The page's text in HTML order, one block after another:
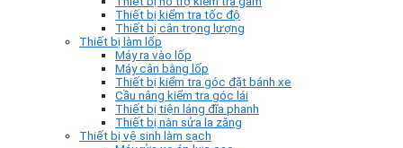
Thiết bị kiểm tra tốc độ
Thiết bị cân trọng lượng
Thiết bị làm lốp
Máy ra vào lốp
Máy cân bằng lốp
Thiết bị kiểm tra góc đặt bánh xe
Cầu nâng kiểm tra góc lái
Thiết bị tiện láng đĩa phanh
Thiết bị nắn sửa la zăng
Thiết bị vệ sinh làm sạch